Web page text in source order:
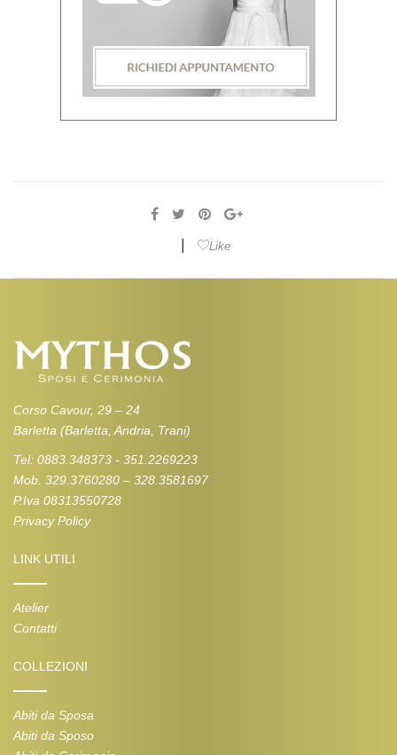
Like
Corso Cavour, 29 – 24
Barletta (Barletta, Andria, Trani)
Tel: 0883.348373 - 351.2269223
Mob. 329.3760280 – 328.3581697
P.Iva 08313550728
Privacy Policy
LINK UTILI
Atelier
Contatti
COLLEZIONI
Abiti da Sposa
Abiti da Sposo